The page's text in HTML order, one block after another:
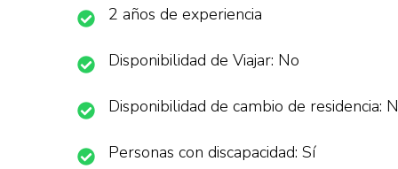
2 años de experiencia
Disponibilidad de Viajar: No
Disponibilidad de cambio de residencia:
Personas con discapacidad: Sí